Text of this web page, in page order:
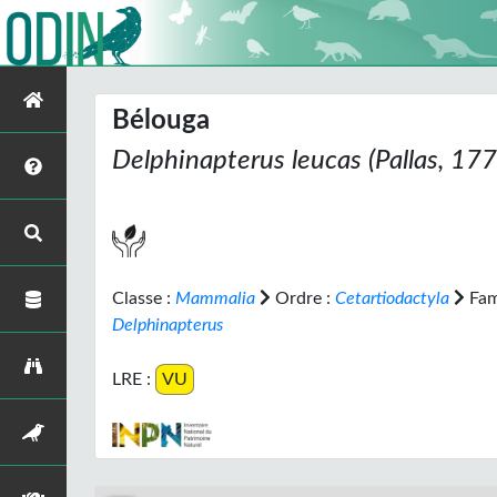
Bélouga
Delphinapterus leucas (Pallas,
Classe : Mammalia Ordre : Cetartiodactyla
Delphinapterus
LRE : VU